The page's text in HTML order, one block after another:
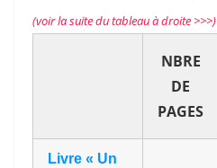
(voir la suite du tableau à droite >>>)
NBRE
DE
PAGES
Livre « Un